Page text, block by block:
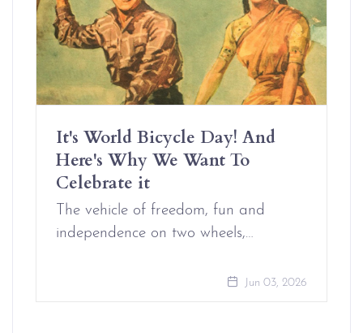
It's World Bicycle Day! And
Here's Why We Want To
Celebrate it
The vehicle of freedom, fun and
independence on two wheels,…
Jun 03, 2026